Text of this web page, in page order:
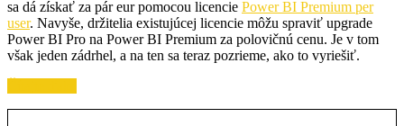
sa dá získať za pár eur pomocou licencie Power BI Premium per
user. Navyše, držitelia existujúcej licencie môžu spraviť upgrade
Power BI Pro na Power BI Premium za polovičnú cenu. Je v tom
však jeden zádrhel, a na ten sa teraz pozrieme, ako to vyriešiť.